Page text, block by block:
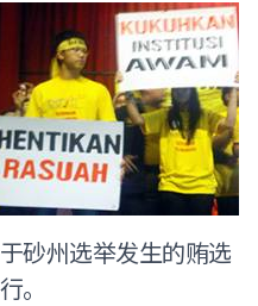
砂州选举发生的贿选
。